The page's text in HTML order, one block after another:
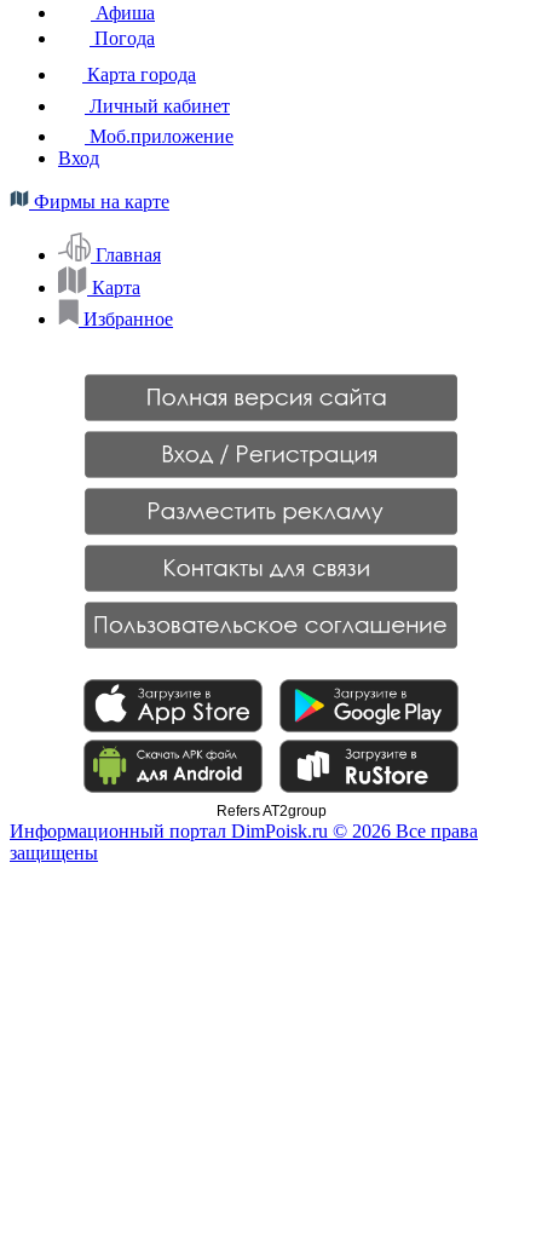
Афиша
Погода
Карта города
Личный кабинет
Моб.приложение
Вход
Фирмы на карте
Главная
Карта
Избранное
Refers AT2group
Информационный портал DimPoisk.ru © 2026 Все права
защищены